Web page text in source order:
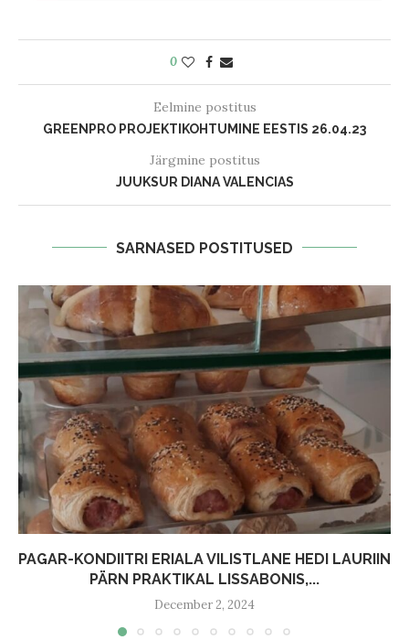
0
Eelmine postitus
GREENPRO PROJEKTIKOHTUMINE EESTIS 26.04.23
Järgmine postitus
JUUKSUR DIANA VALENCIAS
SARNASED POSTITUSED
PAGAR-KONDIITRI ERIALA VILISTLANE HEDI LAURIIN
PÄRN PRAKTIKAL LISSABONIS,...
December 2, 2024